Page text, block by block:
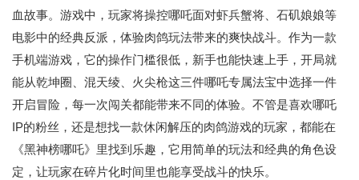
血故事。游戏中，玩家将操控哪吒面对虾兵蟹将、石矶娘娘等
电影中的经典反派，体验肉鸽玩法带来的爽快战斗。作为一款
手机端游戏，它的操作门槛很低，新手也能快速上手，开局就
能从乾坤圈、混天绫、火尖枪这三件哪吒专属法宝中选择一件
开启冒险，每一次闯关都能带来不同的体验。不管是喜欢哪吒
IP的粉丝，还是想找一款休闲解压的肉鸽游戏的玩家，都能在
《黑神榜哪吒》里找到乐趣，它用简单的玩法和经典的角色设
定，让玩家在碎片化时间里也能享受战斗的快乐。